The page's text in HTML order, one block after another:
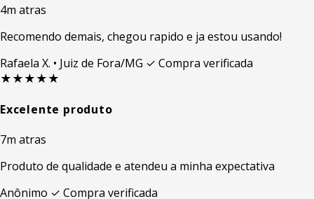
4m atras
Recomendo demais, chegou rapido e ja estou usando!
Rafaela X. • Juiz de Fora/MG ✓ Compra verificada
★★★★★
Excelente produto
7m atras
Produto de qualidade e atendeu a minha expectativa
Anônimo ✓ Compra verificada